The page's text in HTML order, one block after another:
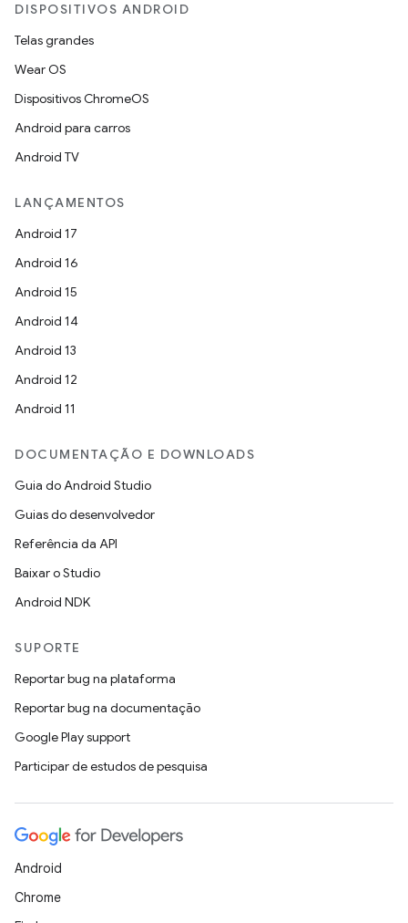
DISPOSITIVOS ANDROID
Telas grandes
Wear OS
Dispositivos ChromeOS
Android para carros
Android TV
LANÇAMENTOS
Android 17
Android 16
Android 15
Android 14
Android 13
Android 12
Android 11
DOCUMENTAÇÃO E DOWNLOADS
Guia do Android Studio
Guias do desenvolvedor
Referência da API
Baixar o Studio
Android NDK
SUPORTE
Reportar bug na plataforma
Reportar bug na documentação
Google Play support
Participar de estudos de pesquisa
Android
Chrome